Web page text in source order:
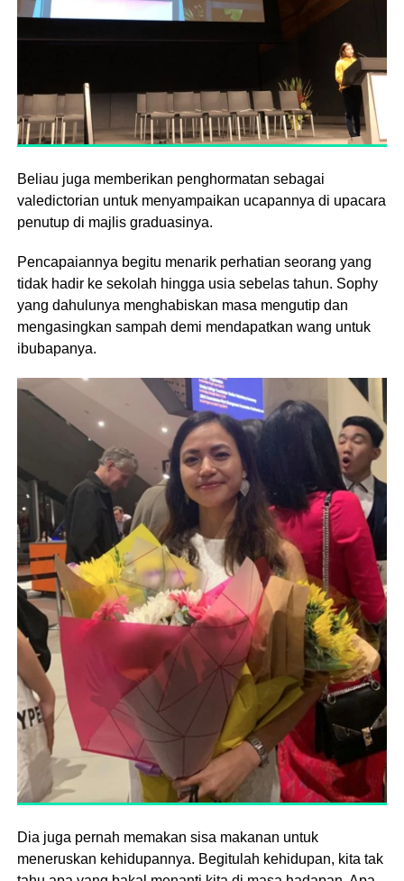
Beliau juga memberikan penghormatan sebagai
valedictorian untuk menyampaikan ucapannya di upacara
penutup di majlis graduasinya.
Pencapaiannya begitu menarik perhatian seorang yang
tidak hadir ke sekolah hingga usia sebelas tahun. Sophy
yang dahulunya menghabiskan masa mengutip dan
mengasingkan sampah demi mendapatkan wang untuk
ibubapanya.
Dia juga pernah memakan sisa makanan untuk
meneruskan kehidupannya. Begitulah kehidupan, kita tak